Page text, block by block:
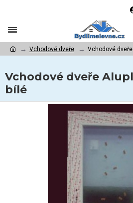
Vchodové dveře Vchodové
Vchodové dveře
bílé